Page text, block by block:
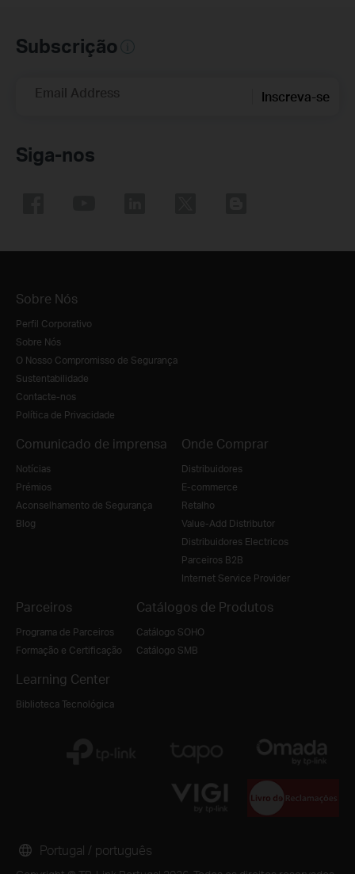
Subscrição
Email Address Inscreva-se
Siga-nos
Sobre Nós
Perfil Corporativo
Sobre Nós
O Nosso Compromisso de Segurança
Sustentabilidade
Contacte-nos
Política de Privacidade
Comunicado de imprensa
Notícias
Prémios
Aconselhamento de Segurança
Blog
Onde Comprar
Distribuidores
E-commerce
Retalho
Value-Add Distributor
Distribuidores Electricos
Parceiros B2B
Internet Service Provider
Parceiros
Programa de Parceiros
Formação e Certificação
Catálogos de Produtos
Catálogo SOHO
Catálogo SMB
Learning Center
Biblioteca Tecnológica
Portugal / português